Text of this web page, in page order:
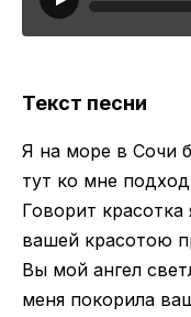
Текст песни
Я на море в Сочи
тут ко мне
Говорит
вашей красотою
Вы мой ангел
меня покорила